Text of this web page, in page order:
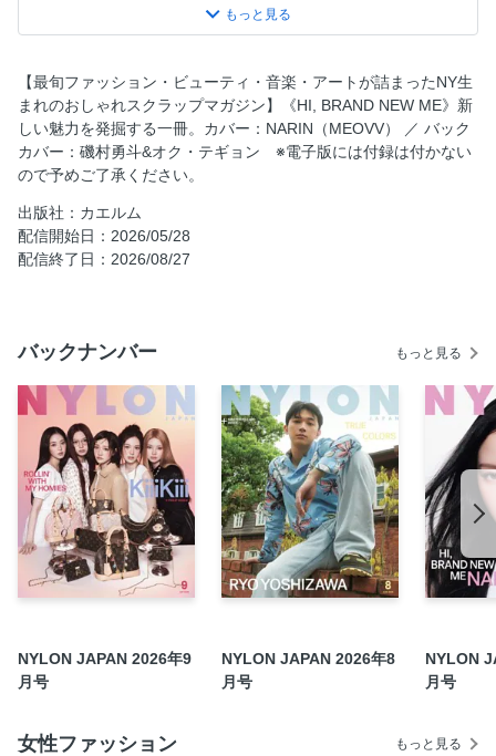
唇に揺るぎないアイデンティティを ナリンを咲かせるディ
オール ビューティの光
JI BLUEと共に見る BRAND NEWな世界を求めて
夏を自由に彩る IS:SUE のヴィヴィッドカラー革命
HOKUTO、自由なスタイルを気ままにプレイ
香りがつくる、私のムード
人気美容師の夏のファッションムード
『WELLA TRENDVISION award 2025』GOLD AWARD 受賞
CAELUM INFORMATION
Staff List / Back Number
君と僕、マジックアワーのあわいで磯村勇斗とオク・テギョ
ンが佇む初夏の幻想
BACK COVER
【最旬ファッション・ビューティ・音楽・アートが詰まったNY生
まれのおしゃれスクラップマガジン】《HI, BRAND NEW ME》新
しい魅力を発掘する一冊。カバー：NARIN（MEOVV） ／ バック
カバー：磯村勇斗&オク・テギョン ※電子版には付録は付かない
ので予めご了承ください。
出版社：カエルム
配信開始日：2026/05/28
配信終了日：2026/08/27
バックナンバー もっと見る
NYLON JAPAN 2026年9
月号
NYLON JAPAN 2026年8
月号
NYLON
月号
女性ファッション もっと見る